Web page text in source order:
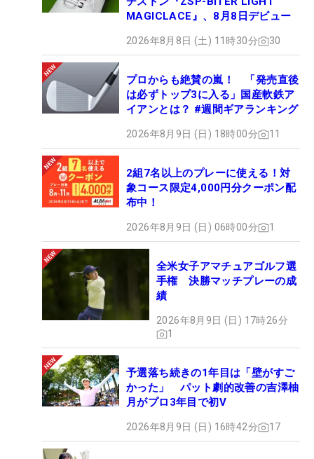
MAGICLACE』、8月8日デビュー
2026年8月8日 (土) 11時30分 30
プロからも絶賛の嵐！ 「発売直後
は必ずトップ3に入る」国産軟鉄ア
イアンとは？ #週間ギアランキング
2026年8月9日 (日) 18時00分 11
2組7名以上のプレーに使える！対
象コース限定4,000円分クーポン配
布中！
2026年8月9日 (日) 06時00分 1
全米女子アマチュアゴルフ選
手権 決勝マッチプレーの成
績
2026年8月9日 (日) 17時26分
1
予選落ち続きの1年目は「壁がすご
かった」 パット劇的改善の吉澤柚
月がプロ3年目で初V
2026年8月9日 (日) 16時42分 17